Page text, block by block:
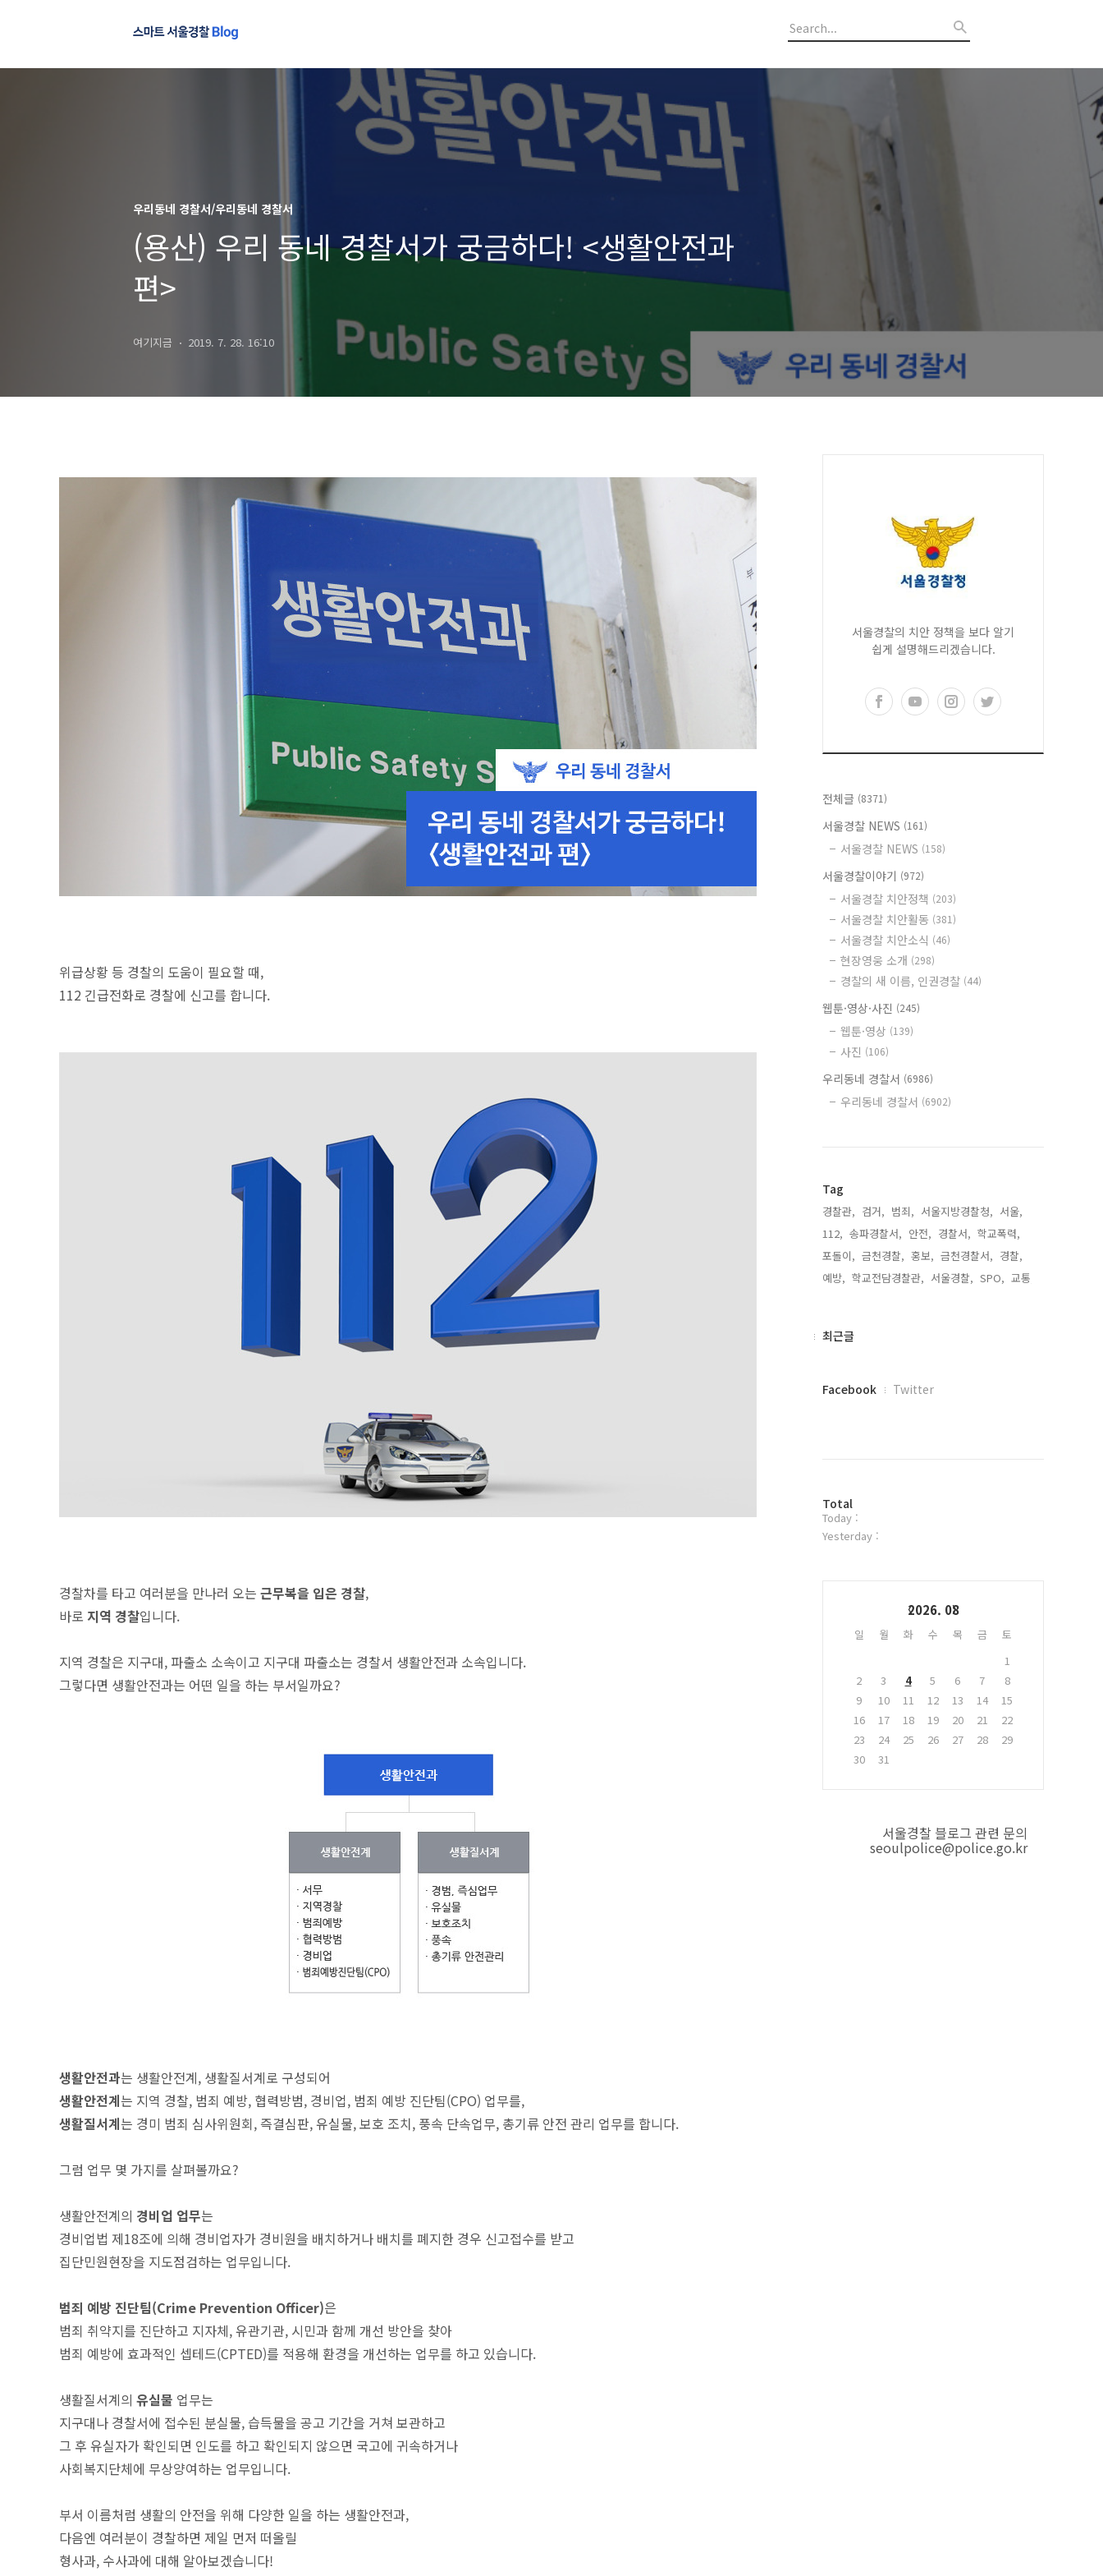
우리동네 경찰서/우리동네 경찰서
(용산) 우리 동네 경찰서가 궁금하다! <생활안전과
편>
여기지금 2019. 7. 28. 16:10
위급상황 등 경찰의 도움이 필요할 때,
112 긴급전화로 경찰에 신고를 합니다.
경찰차를 타고 여러분을 만나러 오는 근무복을 입은 경찰,
바로 지역 경찰입니다.
지역 경찰은 지구대, 파출소 소속이고 지구대 파출소는 경찰서 생활안전과 소속입니다.
그렇다면 생활안전과는 어떤 일을 하는 부서일까요?
생활안전과는 생활안전계, 생활질서계로 구성되어
생활안전계는 지역 경찰, 범죄 예방, 협력방범, 경비업, 범죄 예방 진단팀(CPO) 업무를,
생활질서계는 경미 범죄 심사위원회, 즉결심판, 유실물, 보호 조치, 풍속 단속업무, 총기류 안전 관리 업무를 합니다.
그럼 업무 몇 가지를 살펴볼까요?
생활안전계의 경비업 업무는
경비업법 제18조에 의해 경비업자가 경비원을 배치하거나 배치를 폐지한 경우 신고접수를 받고
집단민원현장을 지도점검하는 업무입니다.
범죄 예방 진단팀(Crime Prevention Officer)은
범죄 취약지를 진단하고 지자체, 유관기관, 시민과 함께 개선 방안을 찾아
범죄 예방에 효과적인 셉테드(CPTED)를 적용해 환경을 개선하는 업무를 하고 있습니다.
생활질서계의 유실물 업무는
지구대나 경찰서에 접수된 분실물, 습득물을 공고 기간을 거쳐 보관하고
그 후 유실자가 확인되면 인도를 하고 확인되지 않으면 국고에 귀속하거나
사회복지단체에 무상양여하는 업무입니다.
부서 이름처럼 생활의 안전을 위해 다양한 일을 하는 생활안전과,
다음엔 여러분이 경찰하면 제일 먼저 떠올릴
형사과, 수사과에 대해 알아보겠습니다!
서울경찰의 치안 정책을 보다 알기
쉽게 설명해드리겠습니다.
전체글 (8371)
서울경찰 NEWS (161)
서울경찰 NEWS (158)
서울경찰이야기 (972)
서울경찰 치안정책 (203)
서울경찰 치안활동 (381)
서울경찰 치안소식 (46)
현장영웅 소개 (298)
경찰의 새 이름, 인권경찰 (44)
웹툰·영상·사진 (245)
웹툰·영상 (139)
사진 (106)
우리동네 경찰서 (6986)
우리동네 경찰서 (6902)
Tag
경찰관, 검거, 범죄, 서울지방경찰청, 서울,
112, 송파경찰서, 안전, 경찰서, 학교폭력,
포돌이, 금천경찰, 홍보, 금천경찰서, 경찰,
예방, 학교전담경찰관, 서울경찰, SPO, 교통,
최
최근글
페
플
러
그
Facebook Twitter
방
문
자
Total
Today :
Yesterday :
2026. 08
일 월 화 수 목 금
토
1
2
3 4 5 6 7
8
9
10 11 12 13 14
15
16
17 18 19 20 21
22
23
24 25 26 27 28
29
30
31
서울경찰 블로그 관련 문의
seoulpolice@police.go.kr